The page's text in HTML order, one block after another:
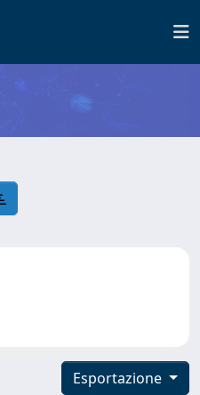
Esportazione